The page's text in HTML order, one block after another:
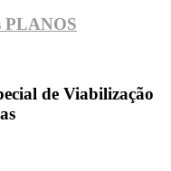
PLANOS
de Viabilização